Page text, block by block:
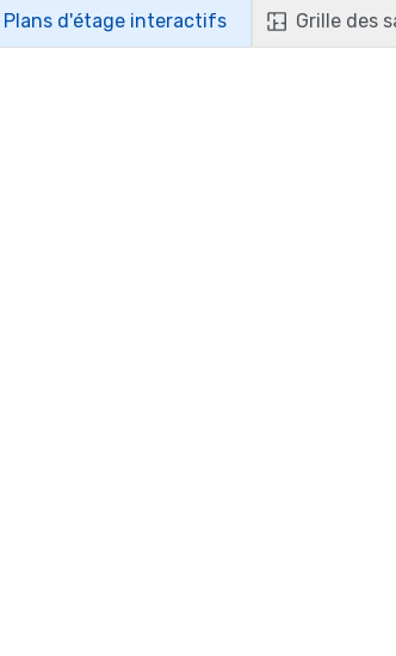
Plans d'étage interactifs Grille des